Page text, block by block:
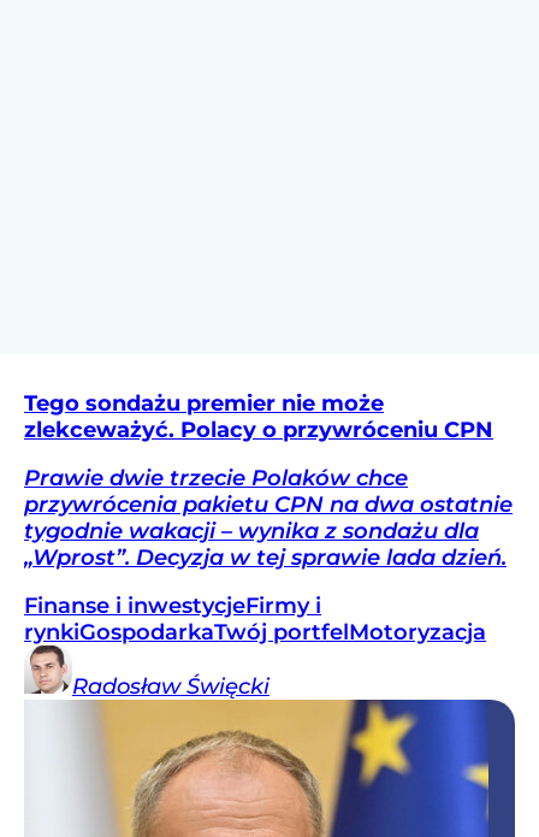
Tego sondażu premier nie może
zlekceważyć. Polacy o przywróceniu CPN
Prawie dwie trzecie Polaków chce
przywrócenia pakietu CPN na dwa ostatnie
tygodnie wakacji – wynika z sondażu dla
„Wprost”. Decyzja w tej sprawie lada dzień.
Finanse i inwestycjeFirmy i
rynkiGospodarkaTwój portfelMotoryzacja
Radosław Święcki